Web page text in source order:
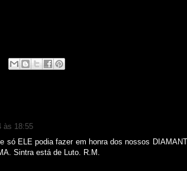
às 18:55
só ELE podia fazer em honra dos nossos
Sintra está de Luto. R.M.